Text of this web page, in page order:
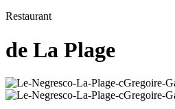
Restaurant
de La Plage